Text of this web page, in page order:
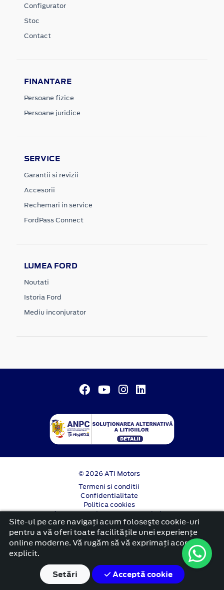
Configurator
Stoc
Contact
FINANTARE
Persoane fizice
Persoane juridice
SERVICE
Garantii si revizii
Accesorii
Rechemari in service
FordPass Connect
LUMEA FORD
Noutati
Istoria Ford
Mediu inconjurator
© 2026 ATI Motors
Termeni si conditii
Confidentialitate
Politica cookies
Anunț începere proiect ”PNRR. Fonduri pentru
România modernă și reformată”.
platformă dezvoltată de Workleto
Site-ul pe care navigați acum foloseşte cookie-uri
pentru a vă oferi toate facilitățile unei experiențe
online moderne. Vă rugăm să vă exprimați acordul
explicit.
Setări
Acceptă cookie